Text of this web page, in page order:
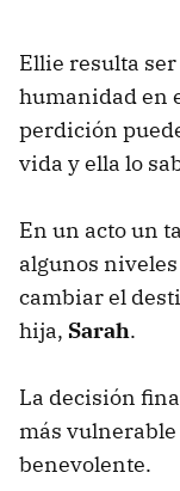
Ellie resulta
humanidad en
perdición
vida y ella lo
En un acto un
algunos
cambiar el
hija, Sarah.
La decisión
más
benevolente.